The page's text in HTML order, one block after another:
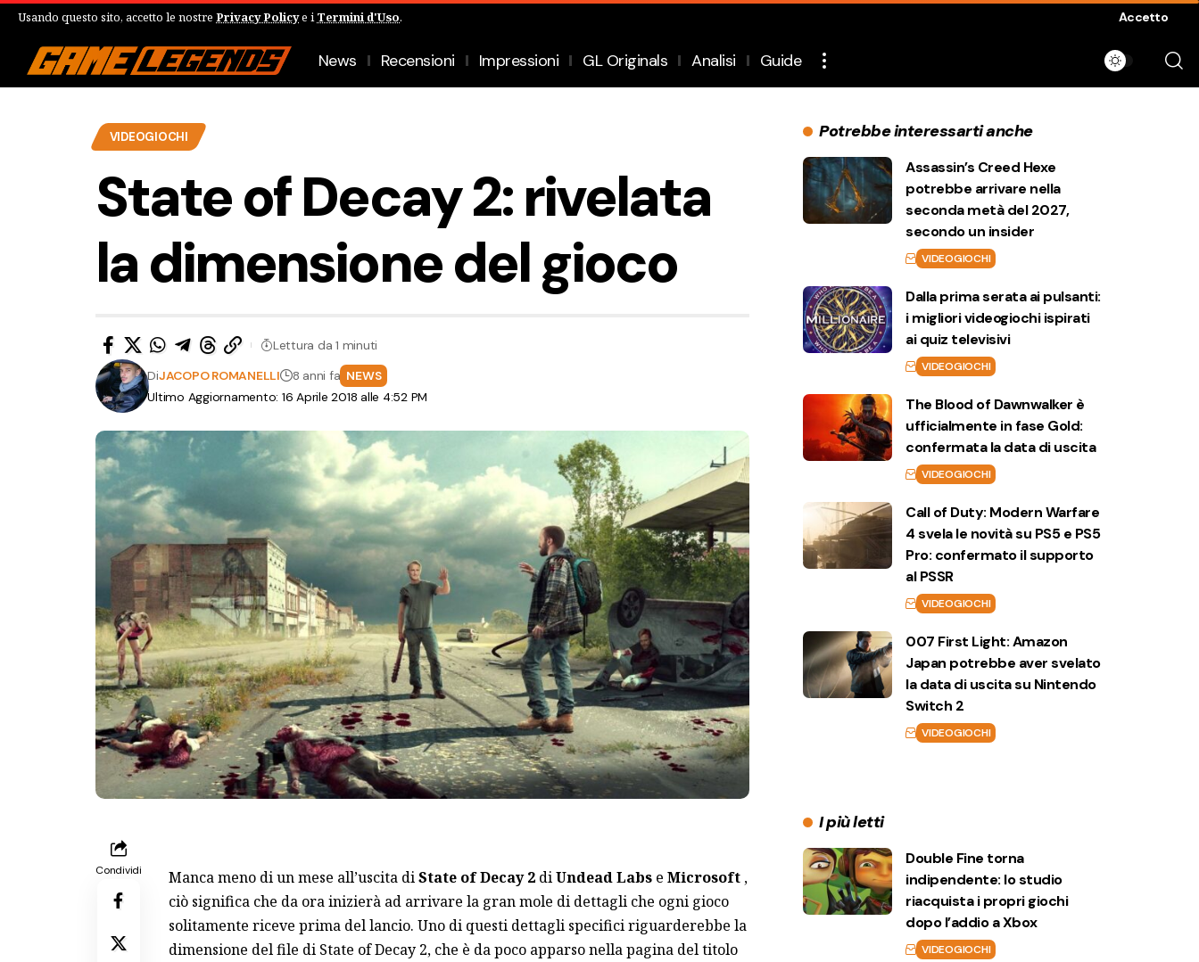
Usando questo sito, accetto le nostre Privacy Policye i Termini d'Uso. Accetto
News Recensioni Impressioni GL Originals Analisi Guide
VIDEOGIOCHI
State of Decay 2: rivelata
la dimensione del gioco
Ultimo Aggiornamento: 16 Aprile 2018 alle 4:52 PM
DiJACOPO ROMANELLI 8 anni fa NEWS
Lettura da 1 minuti
Condividi Manca meno di un mese all’uscita diState of Decay 2diUndead Labse Microsoft,
ciò significa che da ora inizierà ad arrivare la gran mole di dettagli che ogni gioco
solitamente riceve prima del lancio. Uno di questi dettagli specifici riguarderebbe la
dimensione del file di State of Decay 2, che è da poco apparso nella pagina del titolo
Potrebbe interessarti anche
Assassin’s Creed Hexe
potrebbe arrivare nella
seconda metà del 2027,
secondo un insider
VIDEOGIOCHI
Dalla prima serata ai pulsanti:
i migliori videogiochi ispirati
ai quiz televisivi
VIDEOGIOCHI
The Blood of Dawnwalker è
ufficialmente in fase Gold:
confermata la data di uscita
VIDEOGIOCHI
Call of Duty: Modern Warfare
4 svela le novità su PS5 e PS5
Pro: confermato il supporto
al PSSR
VIDEOGIOCHI
007 First Light: Amazon
Japan potrebbe aver svelato
la data di uscita su Nintendo
Switch 2
VIDEOGIOCHI
I più letti
Double Fine torna
indipendente: lo studio
riacquista i propri giochi
dopo l’addio a Xbox
VIDEOGIOCHI